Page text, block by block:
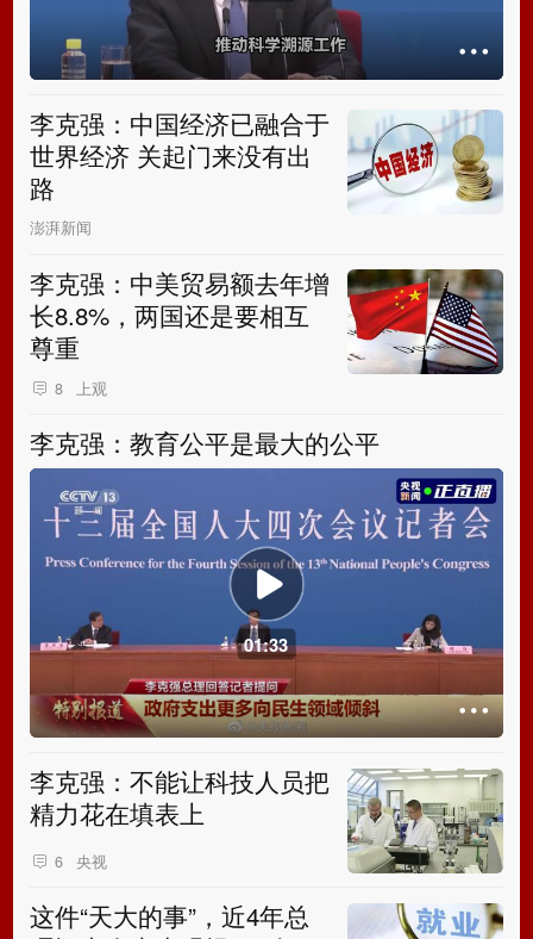
李克强：中国经济已融合于
世界经济 关起门来没有出
路
澎湃新闻
李克强：中美贸易额去年增
长8.8%，两国还是要相互
尊重
8 上观
李克强：教育公平是最大的公平
01:33
李克强：不能让科技人员把
精力花在填表上
6 央视
这件“天大的事”，近4年总